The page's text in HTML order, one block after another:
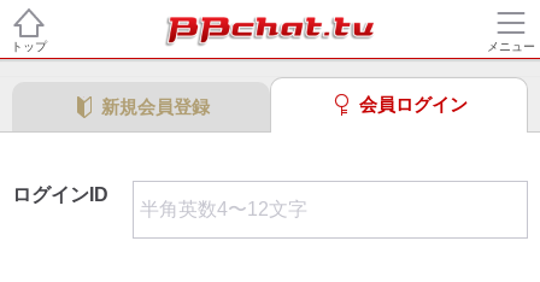
トップ メニュー
新規会員登録 会員ログイン
ログインID